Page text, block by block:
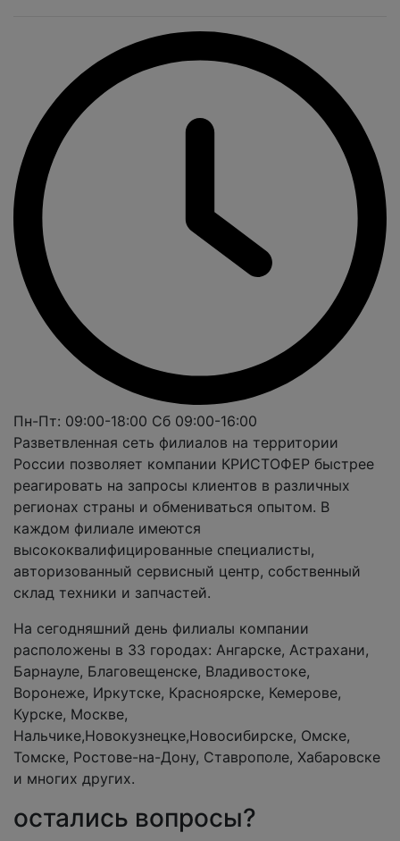
Пн-Пт: 09:00-18:00 Сб 09:00-16:00
Разветвленная сеть филиалов на территории
России позволяет компании КРИСТОФЕР быстрее
реагировать на запросы клиентов в различных
регионах страны и обмениваться опытом. В
каждом филиале имеются
высококвалифицированные специалисты,
авторизованный сервисный центр, собственный
склад техники и запчастей.
На сегодняшний день филиалы компании
расположены в 33 городах: Ангарске, Астрахани,
Барнауле, Благовещенске, Владивостоке,
Воронеже, Иркутске, Красноярске, Кемерове,
Курске, Москве,
Нальчике,Новокузнецке,Новосибирске, Омске,
Томске, Ростове-на-Дону, Ставрополе, Хабаровске
и многих других.
остались вопросы?